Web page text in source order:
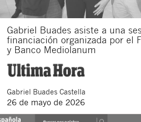
Gabriel Buades asiste a una
financiación organizada por el
y Banco Mediolanum
Gabriel Buades Castella
26 de mayo de 2026